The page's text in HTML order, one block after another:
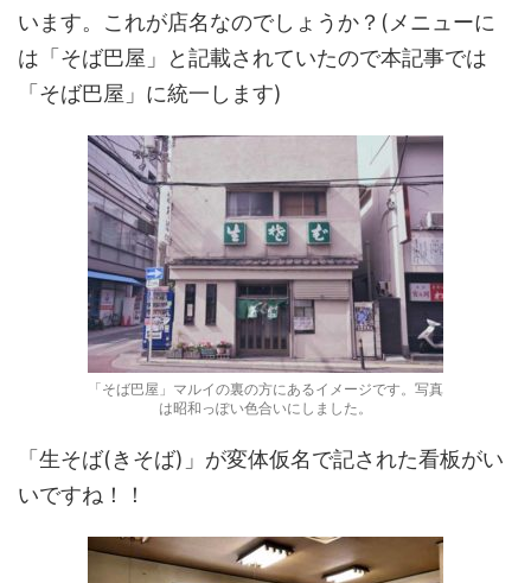
います。これが店名なのでしょうか？(メニューに
は「そば巴屋」と記載されていたので本記事では
「そば巴屋」に統一します)
「そば巴屋」マルイの裏の方にあるイメージです。写真
は昭和っぽい色合いにしました。
「生そば(きそば)」が変体仮名で記された看板がい
いですね！！